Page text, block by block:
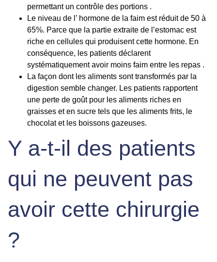
permettant un contrôle des portions .
Le niveau de l’ hormone de la faim est réduit de 50 à
65%. Parce que la partie extraite de l’estomac est
riche en cellules qui produisent cette hormone. En
conséquence, les patients déclarent
systématiquement avoir moins faim entre les repas .
La façon dont les aliments sont transformés par la
digestion semble changer. Les patients rapportent
une perte de goût pour les aliments riches en
graisses et en sucre tels que les aliments frits, le
chocolat et les boissons gazeuses.
Y a-t-il des patients
qui ne peuvent pas
avoir cette chirurgie
?